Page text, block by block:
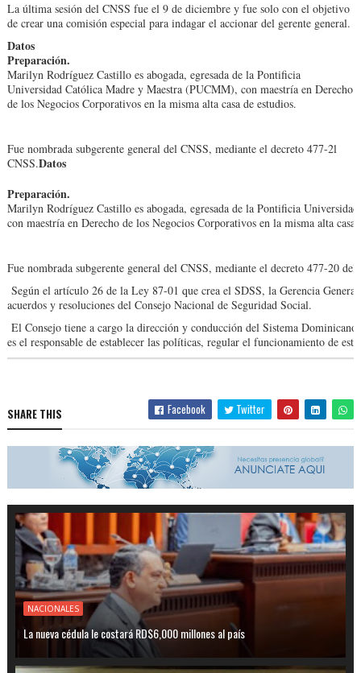
La última sesión del CNSS fue el 9 de diciembre y fue solo con el objetivo
de crear una comisión especial para indagar el accionar del gerente general.
Datos
Preparación.
Marilyn Rodríguez Castillo es abogada, egresada de la Pontificia
Universidad Católica Madre y Maestra (PUCMM), con maestría en Derecho
de los Negocios Corporativos en la misma alta casa de estudios.
Fue nombrada subgerente general del CNSS, mediante el decreto 477-2l
CNSS.Datos
Preparación.
Marilyn Rodríguez Castillo es abogada, egresada de la Pontificia
con maestría en Derecho de los Negocios Corporativos en la misma alta casa
Fue nombrada subgerente general del CNSS, mediante el decreto 477-20
Según el artículo 26 de la Ley 87-01 que crea el SDSS, la Gerencia
acuerdos y resoluciones del Consejo Nacional de Seguridad Social.
El Consejo tiene a cargo la dirección y conducción del Sistema
es el responsable de establecer las políticas, regular el funcionamiento de
SHARE THIS Facebook Twitter
NACIONALES
La nueva cédula le costará RD$6,000 millones al país